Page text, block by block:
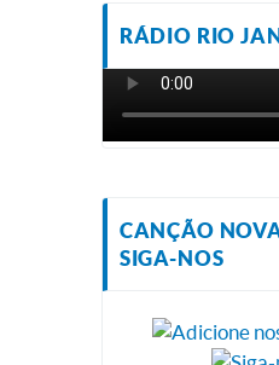
RÁDIO RIO
CANÇÃO
SIGA-NOS